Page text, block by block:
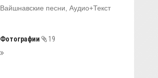
Вайшнавские песни, Аудио+Текст
Фотографии 19